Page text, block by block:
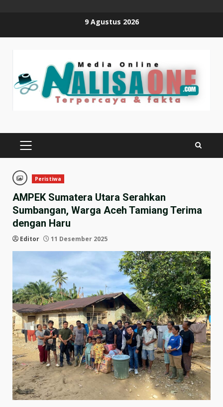
9 Agustus 2026
PRIMARY
Peristiwa
AMPEK Sumatera Utara Serahkan
Sumbangan, Warga Aceh Tamiang Terima
dengan Haru
Editor 11 Desember 2025